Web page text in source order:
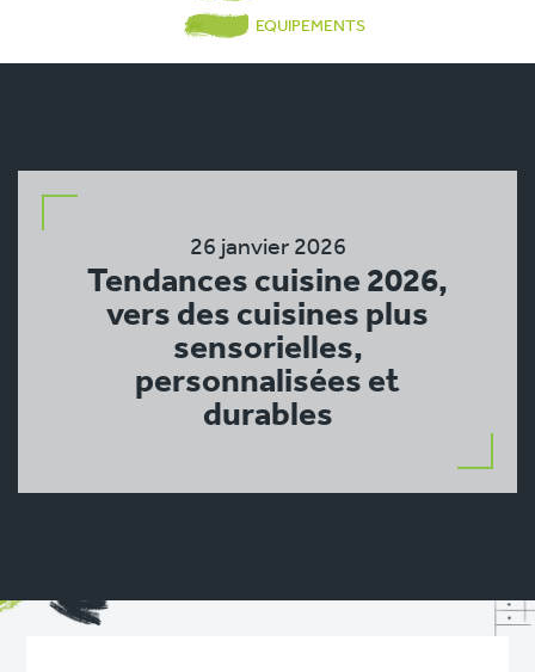
EQUIPEMENTS
26 janvier 2026
Tendances cuisine 2026,
vers des cuisines plus
sensorielles,
personnalisées et
durables